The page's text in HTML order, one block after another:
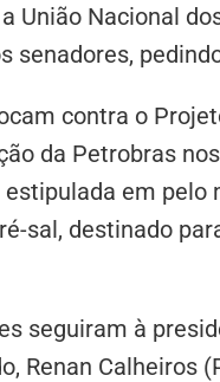
União Nacional
contra o
da Petrobras
em pelo
sal, destinado
seguiram à
Renan Calheiros